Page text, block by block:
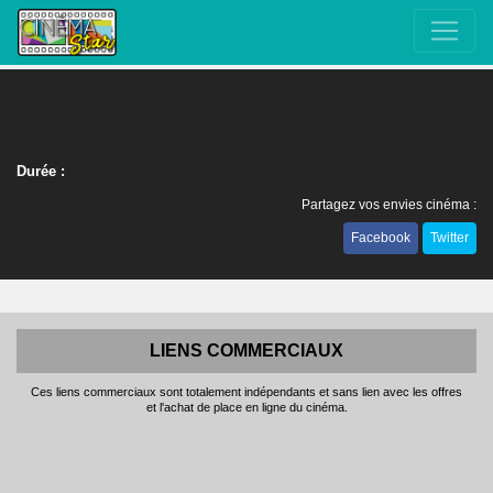
Durée :
Partagez vos envies cinéma :
Facebook Twitter
LIENS COMMERCIAUX
Ces liens commerciaux sont totalement indépendants et sans lien avec les offres
et l'achat de place en ligne du cinéma.